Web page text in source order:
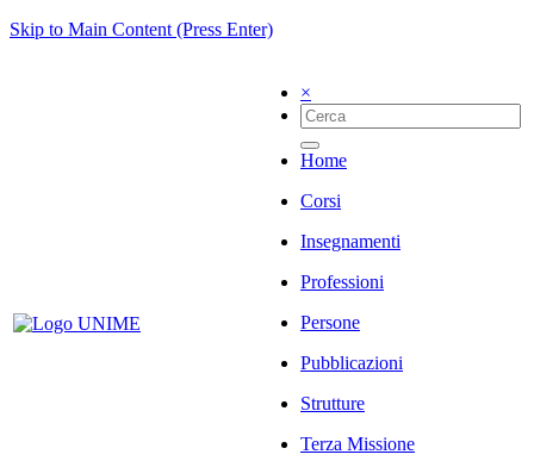
Skip to Main Content (Press Enter)
×
Home
Corsi
Insegnamenti
Professioni
Persone
Pubblicazioni
Strutture
Terza Missione